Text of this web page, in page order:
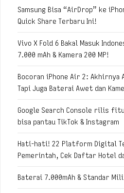
Samsung Bisa “AirDrop” ke
Quick Share Terbaru Ini!
Vivo X Fold 6 Bakal Masuk
7.000 mAh & Kamera 200 MP!
Bocoran iPhone Air 2: Akhirnya
Tapi Juga Baterai Awet dan
Google Search Console rilis
bisa pantau TikTok & Instagram
Hati-hati! 22 Platform Digital
Pemerintah, Cek Daftar Hotel
Baterai 7.000mAh & Standar